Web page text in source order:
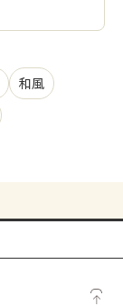
和風